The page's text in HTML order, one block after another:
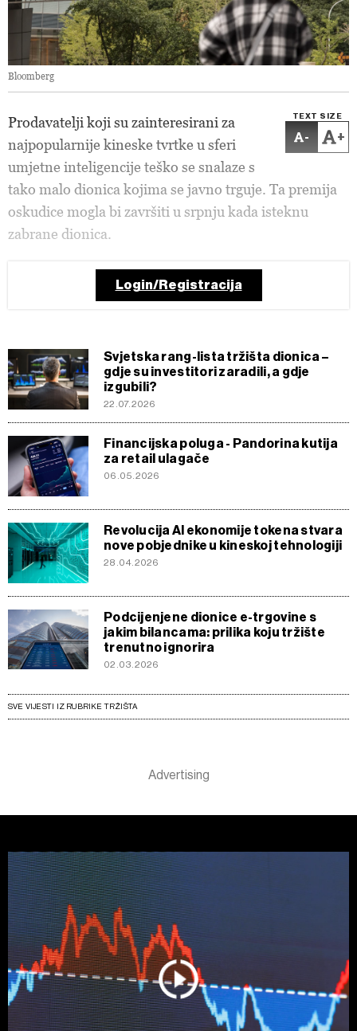
Bloomberg
TEXT SIZE
- +
Prodavatelji koji su zainteresirani za
najpopularnije kineske tvrtke u sferi
umjetne inteligencije teško se snalaze s
tako malo dionica kojima se javno trguje. Ta premija
oskudice mogla bi završiti u srpnju kada isteknu
zabrane dionica.
Login/Registracija
Svjetska rang-lista tržišta dionica –
gdje su investitori zaradili, a gdje
izgubili?
22.07.2026
Financijska poluga - Pandorina kutija
za retail ulagače
06.05.2026
Revolucija AI ekonomije tokena stvara
nove pobjednike u kineskoj tehnologiji
28.04.2026
Podcijenjene dionice e-trgovine s
jakim bilancama: prilika koju tržište
trenutno ignorira
02.03.2026
SVE VIJESTI IZ RUBRIKE TRŽIŠTA